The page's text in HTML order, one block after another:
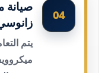
04
صيانة
يتم